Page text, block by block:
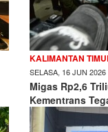
KALIMANTAN
SELASA, 16 JUN 2026
Migas Rp2,6
Kementrans